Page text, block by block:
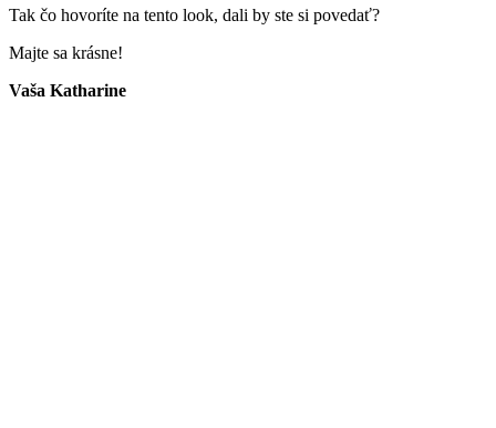
Tak čo hovoríte na tento look, dali by ste si povedať?
Majte sa krásne!
Vaša Katharine